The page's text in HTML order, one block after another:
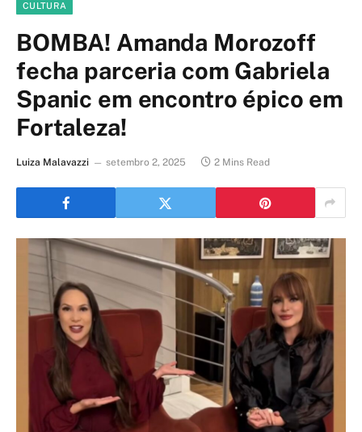
CULTURA
BOMBA! Amanda Morozoff
fecha parceria com Gabriela
Spanic em encontro épico em
Fortaleza!
Luiza Malavazzi setembro 2, 2025 2 Mins Read